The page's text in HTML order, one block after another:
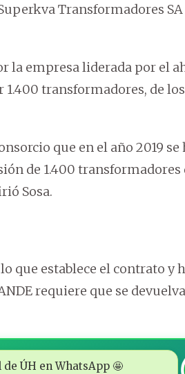
Transformadores
la empresa liderada por el
transformadores, de
que en el año 2019 se
de 1.400 transformadores
Sosa.
que establece el contrato y
requiere que se
ÚH en WhatsApp 🤩